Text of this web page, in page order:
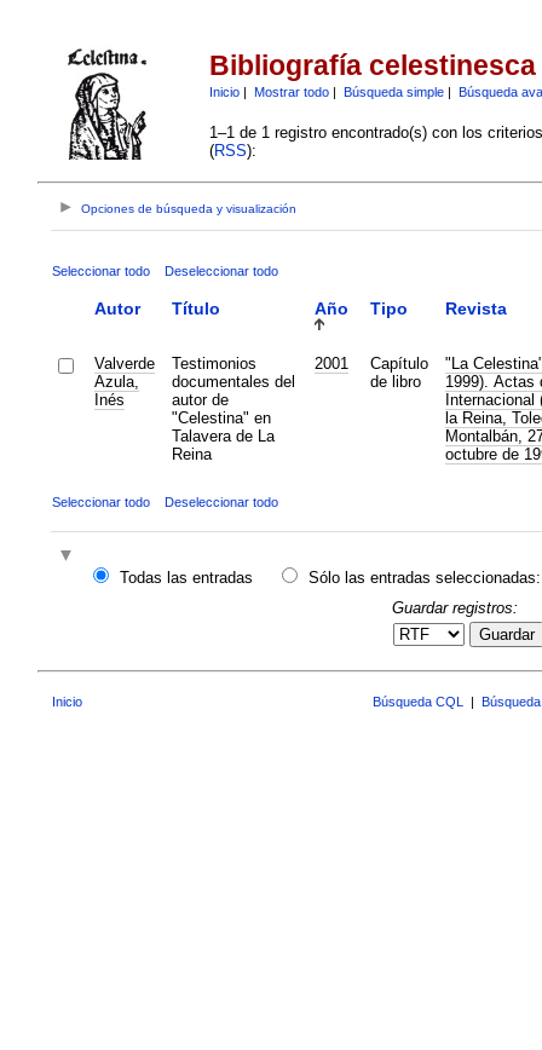
Bibliografía celestinesca
Inicio| Mostrar todo| Búsqueda simple| Búsqueda
1–1 de 1 registro encontrado(s) con los
(RSS):
Opciones de búsqueda y visualización
Seleccionar todo Deseleccionar todo
Autor Título Año Tipo Revista
Valverde
Azula,
Inés
Testimonios
documentales del
autor de
"Celestina" en
Talavera de La
Reina
2001
Capítulo
de libro
"La
1999). Actas
la Reina,
Montalbán,
octubre de
Seleccionar todo Deseleccionar todo
Todas las entradas
Sólo las entradas seleccionadas:
Guardar registros:
Guardar
Inicio Búsqueda CQL